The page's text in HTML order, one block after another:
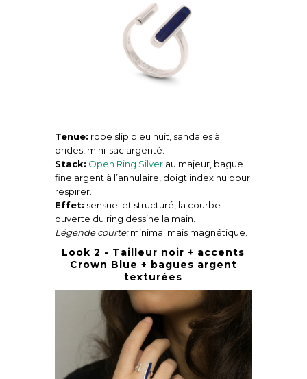
Tenue: robe slip bleu nuit, sandales à
brides, mini-sac argenté.
Stack: Open Ring Silver au majeur, bague
fine argent à l’annulaire, doigt index nu pour
respirer.
Effet: sensuel et structuré, la courbe
ouverte du ring dessine la main.
Légende courte:minimal mais magnétique.
Look 2 - Tailleur noir + accents
Crown Blue + bagues argent
texturées